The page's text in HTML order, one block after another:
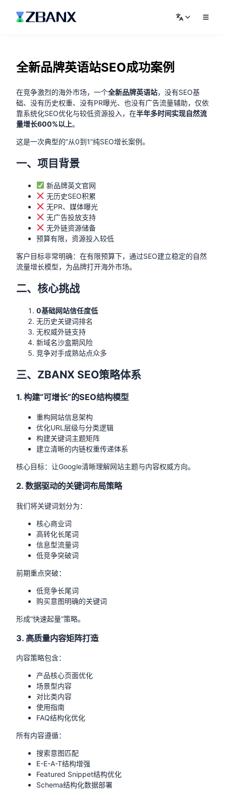
全新品牌英语站SEO成功案例
在竞争激烈的海外市场，一个全新品牌英语站，没有SEO基
础、没有历史权重、没有PR曝光、也没有广告流量辅助，仅依
靠系统化SEO优化与较低资源投入，在半年多时间实现自然流
量增长600%以上。
这是一次典型的“从0到1”纯SEO增长案例。
一、项目背景
新品牌英文官网
无历史SEO积累
无PR、媒体曝光
无广告投放支持
无外链资源储备
预算有限，资源投入较低
客户目标非常明确：在有限预算下，通过SEO建立稳定的自然
流量增长模型，为品牌打开海外市场。
二、核心挑战
0基础网站信任度低
无历史关键词排名
无权威外链支持
新域名沙盒期风险
竞争对手成熟站点众多
三、ZBANX SEO策略体系
1. 构建“可增长”的SEO结构模型
重构网站信息架构
优化URL层级与分类逻辑
构建关键词主题矩阵
建立清晰的内链权重传递体系
核心目标：让Google清晰理解网站主题与内容权威方向。
2. 数据驱动的关键词布局策略
我们将关键词划分为：
核心商业词
高转化长尾词
信息型流量词
低竞争突破词
前期重点突破：
低竞争长尾词
购买意图明确的关键词
形成“快速起量”策略。
3. 高质量内容矩阵打造
内容策略包含：
产品核心页面优化
场景型内容
对比类内容
使用指南
FAQ结构化优化
所有内容遵循：
搜索意图匹配
E-E-A-T结构增强
Featured Snippet结构优化
Schema结构化数据部署